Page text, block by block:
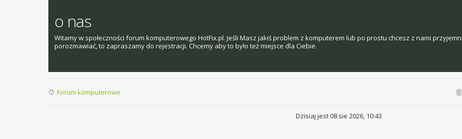
o nas
Witamy w społeczności forum komputerowego HotFix.pl. Jeśli Masz jakiś problem z komputerem lub po prostu chcesz z nami
porozmawiać, to zapraszamy do rejestracji. Chcemy aby to było też miejsce dla Ciebie.
Forum komputerowe
Dzisiaj jest 08 sie 2026, 10:43